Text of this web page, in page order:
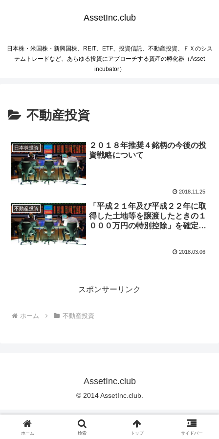
AssetInc.club
日本株・米国株・新興国株、REIT、ETF、投資信託、不動産投資、ＦＸのシス
テムトレードなど、あらゆる投資にアプローチする資産の孵化器（Asset
incubator）
不動産投資
日本株投資
２０１８年推奨４銘柄の今後の投
資戦略について
2018.11.25
不動産投資
「平成２１年及び平成２２年に取
得した土地等を譲渡したときの１
０００万円の特別控除」を確定申
2018.03.06
スポンサーリンク
ホーム 不動産投資
AssetInc.club
© 2014 AssetInc.club.
ホーム 検索 トップ サイドバー